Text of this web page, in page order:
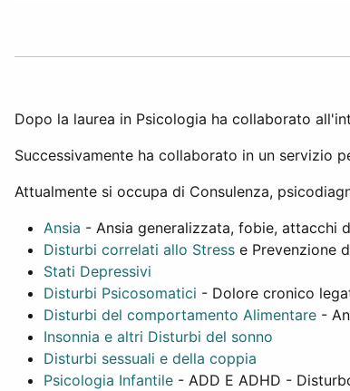
Dopo la laurea in Psicologia ha collaborato
Successivamente ha collaborato in un servizio
Attualmente si occupa di Consulenza,
Ansia - Ansia generalizzata, fobie, attacchi
Disturbi correlati allo Stress e Prevenzione
Stati Depressivi
Disturbi Psicosomatici - Dolore cronico
Disturbi del comportamento Alimentare -
Insonnia e altri Disturbi del sonno
Disturbi sessuali e della coppia
Psicologia Infantile - ADD E ADHD -